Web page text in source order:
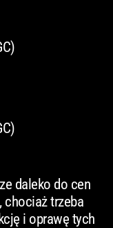
daleko do cen
chociaż trzeba
i oprawę tych